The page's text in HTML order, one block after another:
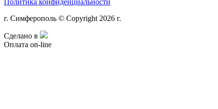
г. Симферополь © Copyright 2026 г.
Сделано в
Оплата on-line